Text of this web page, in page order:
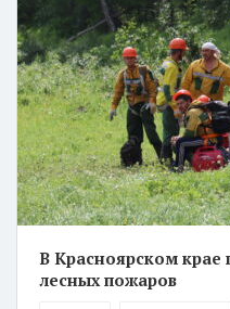
В Красноярском крае
лесных пожаров